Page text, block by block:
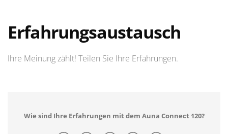
Erfahrungsaustausch
Ihre Meinung zählt! Teilen Sie Ihre Erfahrungen.
Wie sind Ihre Erfahrungen mit dem Auna Connect 120?